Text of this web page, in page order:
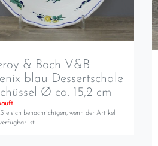
& Boch V&B
blau Dessertschale
Ø ca. 15,2 cm
Sie sich benachrichigen, wenn der Artikel
ist.